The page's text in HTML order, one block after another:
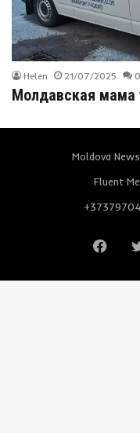
Helen 21/07/2025 0
Молдавская мама
Moldova
Fluent